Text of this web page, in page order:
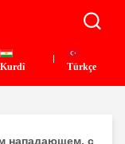
Kurdî Türkçe
нападающем, с